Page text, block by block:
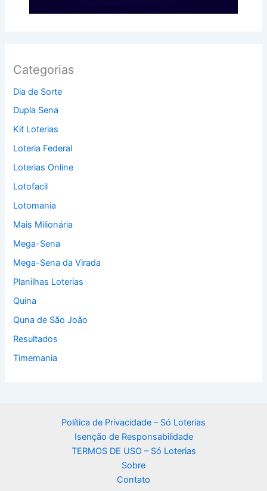
Categorias
Dia de Sorte
Dupla Sena
Kit Loterias
Loteria Federal
Loterias Online
Lotofacil
Lotomania
Mais Milionária
Mega-Sena
Mega-Sena da Virada
Planilhas Loterias
Quina
Quna de São João
Resultados
Timemania
Política de Privacidade – Só Loterias
Isenção de Responsabilidade
TERMOS DE USO – Só Loterias
Sobre
Contato